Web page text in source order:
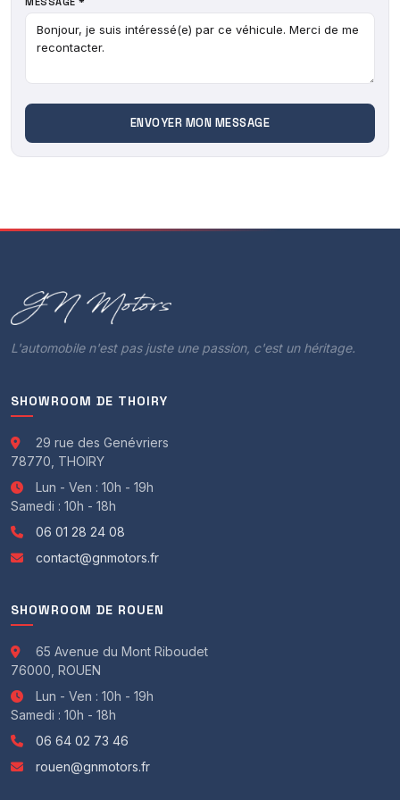
L'automobile n'est pas juste une passion, c'est un héritage.
SHOWROOM DE THOIRY
29 rue des Genévriers
78770, THOIRY
Lun - Ven : 10h - 19h
Samedi : 10h - 18h
06 01 28 24 08
contact@gnmotors.fr
SHOWROOM DE ROUEN
65 Avenue du Mont Riboudet
76000, ROUEN
Lun - Ven : 10h - 19h
Samedi : 10h - 18h
06 64 02 73 46
rouen@gnmotors.fr